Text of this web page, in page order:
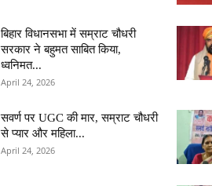
बिहार विधानसभा में सम्राट चौधरी
सरकार ने बहुमत साबित किया,
ध्वनिमत...
April 24, 2026
सवर्ण पर UGC की मार, सम्राट चौधरी
से प्यार और महिला...
April 24, 2026